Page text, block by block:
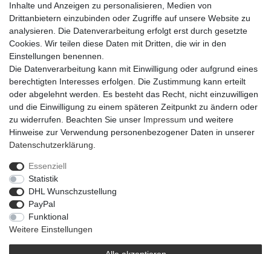
Artikel-Details
Der EngelHänger Ivory in weiß besteht aus Dolomite und besitzt
eine Größe von 9x6,5x7,8 cm. Durch seine schlichte Form ist er
modern und weihnachtlich zugleich, was ihn passend zu jeglicher
Einrichtung macht.
Widerrufs­recht
Daten­schutz­erklärung
Inhalte und Anzeigen zu personalisieren, Medien von
Drittanbietern einzubinden oder Zugriffe auf unsere Website zu
analysieren. Die Datenverarbeitung erfolgt erst durch gesetzte
Cookies. Wir teilen diese Daten mit Dritten, die wir in den
Einstellungen benennen.
Die Datenverarbeitung kann mit Einwilligung oder aufgrund eines
berechtigten Interesses erfolgen. Die Zustimmung kann erteilt
oder abgelehnt werden. Es besteht das Recht, nicht einzuwilligen
und die Einwilligung zu einem späteren Zeitpunkt zu ändern oder
zu widerrufen. Beachten Sie unser Impressum und weitere
Hinweise zur Verwendung personenbezogener Daten in unserer
Daten­schutz­erklärung
Essenziell
Statistik
DHL Wunschzustellung
PayPal
Funktional
Weitere Einstellungen